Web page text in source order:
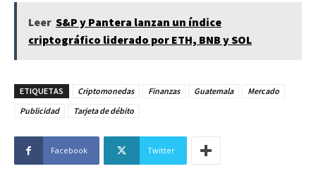
Leer S&P y Pantera lanzan un índice
criptográfico liderado por ETH, BNB y SOL
ETIQUETAS Criptomonedas Finanzas Guatemala
Mercado
Publicidad
Tarjeta de débito
Facebook Twitter